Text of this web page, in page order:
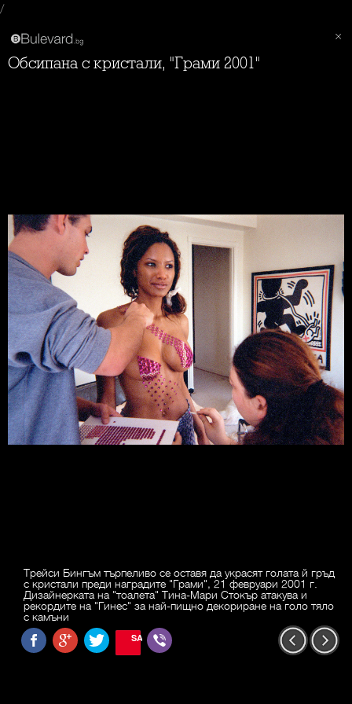
/
Обсипана с кристали, "Грами 2001"
Трейси Бингъм търпеливо се оставя да украсят голата й гръд
с кристали преди наградите "Грами", 21 февруари 2001 г.
Дизайнерката на "тоалета" Тина-Мари Стокър атакува и
рекордите на "Гинес" за най-пищно декориране на голо тяло
с камъни
SAVE